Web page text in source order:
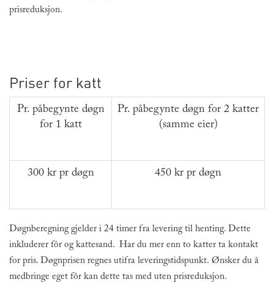
prisreduksjon.
Priser for katt
Pr. påbegynte døgn
for 1 katt
Pr. påbegynte døgn for 2 katter
(samme eier)
300 kr pr døgn 450 kr pr døgn
Døgnberegning gjelder i 24 timer fra levering til henting. Dette
inkluderer fôr og kattesand. Har du mer enn to katter ta kontakt
for pris. Døgnprisen regnes utifra leveringstidspunkt. Ønsker du å
medbringe eget fôr kan dette tas med uten prisreduksjon.